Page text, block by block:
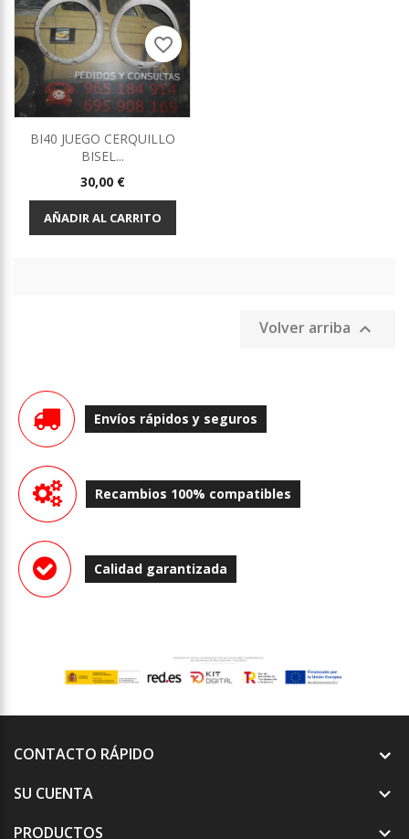
BI40 JUEGO CERQUILLO
BISEL...
Precio
30,00 €
AÑADIR AL CARRITO
favorite_border
Volver arriba 
Envíos rápidos y seguros
Recambios 100% compatibles
Calidad garantizada
CONTACTO RÁPIDO
SU CUENTA

PRODUCTOS 